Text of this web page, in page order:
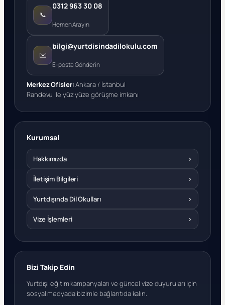
📞
0312 963 30 08
Hemen Arayın
✉️
bilgi@yurtdisindadilokulu.com
E-posta Gönderin
Merkez Ofisler:Ankara / İstanbul
Randevu ile yüz yüze görüşme imkanı
Kurumsal
Hakkımızda ›
İletişim Bilgileri ›
Yurtdışında Dil Okulları ›
Vize İşlemleri ›
Bizi Takip Edin
Yurtdışı eğitim kampanyaları ve güncel vize duyuruları için
sosyal medyada bizimle bağlantıda kalın.